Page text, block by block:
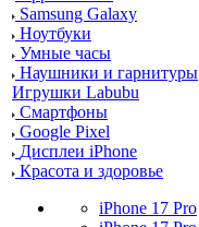
Samsung Galaxy
Ноутбуки
Умные часы
Наушники и гарнитуры
Игрушки Labubu
Смартфоны
Google Pixel
Дисплеи iPhone
Красота и здоровье
iPhone 17 Pro